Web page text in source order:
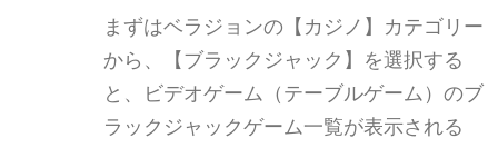
まずはベラジョンの【カジノ】カテゴリー
から、【 ブラックジャック】を選択する
と、ビデオゲーム（テーブルゲーム）のブ
ラックジャックゲーム一覧が表示される